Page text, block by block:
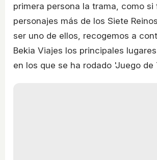
primera persona la trama, como si
personajes más de los Siete
ser uno de ellos, recogemos a
Bekia Viajes los principales
en los que se ha rodado 'Juego de